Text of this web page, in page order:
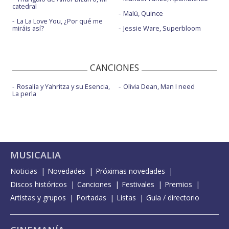
catedral
La La Love You, ¿Por qué me
miráis así?
Malú, Quince
Jessie Ware, Superbloom
CANCIONES
Rosalía y Yahritza y su Esencia,
La perla
Olivia Dean, Man I need
MUSICALIA
Noticias Novedades
Próximas novedades
Discos históricos
Canciones Festivales
Premios
Artistas y grupos
Portadas Listas Guía / directorio